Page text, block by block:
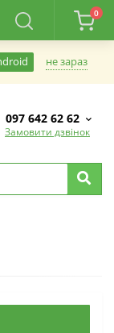
0
не зараз
097 642 62 62
Замовити дзвінок